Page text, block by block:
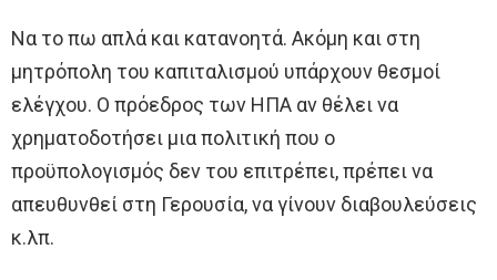
Να το πω απλά και κατανοητά. Ακόμη και στη
μητρόπολη του καπιταλισμού υπάρχουν θεσμοί
ελέγχου. Ο πρόεδρος των ΗΠΑ αν θέλει να
χρηματοδοτήσει μια πολιτική που ο
προϋπολογισμός δεν του επιτρέπει, πρέπει να
απευθυνθεί στη Γερουσία, να γίνουν διαβουλεύσεις
κ.λπ.